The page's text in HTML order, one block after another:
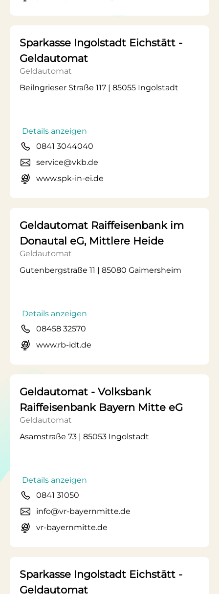
Sparkasse Ingolstadt Eichstätt -
Geldautomat
Geldautomat
Beilngrieser Straße 117 | 85055 Ingolstadt
Details anzeigen
0841 3044040
service@vkb.de
www.spk-in-ei.de
Geldautomat Raiffeisenbank im
Donautal eG, Mittlere Heide
Geldautomat
Gutenbergstraße 11 | 85080 Gaimersheim
Details anzeigen
08458 32570
www.rb-idt.de
Geldautomat - Volksbank
Raiffeisenbank Bayern Mitte eG
Geldautomat
Asamstraße 73 | 85053 Ingolstadt
Details anzeigen
0841 31050
info@vr-bayernmitte.de
vr-bayernmitte.de
Sparkasse Ingolstadt Eichstätt -
Geldautomat